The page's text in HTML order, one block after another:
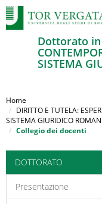
al
contenuto
principale
Dottorato in
SISTEMA
Home
DIRITTO E TUTELA:
SISTEMA GIURIDICO
Collegio dei docenti
DOTTORATO
Presentazione